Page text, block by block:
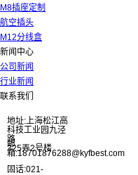
M8插座定制
航空插头
M12分线盒
新闻中心
公司新闻
行业新闻
联系我们
地址:上海松江高
科技工业园九泾
路
325弄2号楼
邮
箱:18701876288@kyfbest.com
固话:021-